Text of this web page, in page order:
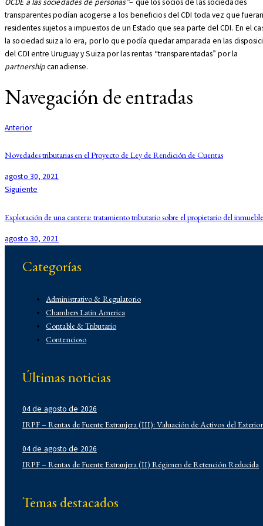
OCDE a las sociedades de personas”– que los socios de las sociedades
transparentes podían acogerse a los beneficios del CDI toda vez que fueran
residentes sujetos a impuestos de un Estado que sea parte del CDI. En el
la sociedad suiza lo era, por lo que podía quedar amparada en las
del CDI entre Uruguay y Suiza por las rentas “transparentadas” por la
partnershipcanadiense.
Navegación de entradas
Anterior
Novedades tributarias en el Proyecto de Ley de Rendición de Cuentas
agosto 30, 2021
Siguiente
Explotación de una cantera: tratamiento tributario sobre el propietario del inmueble
agosto 30, 2021
Categorías
Administrativo & Regulatorio
Chambers Latin America
Contable & Tributario
Contencioso
Demo
IFLR 1000
Institucionales
Latin Lawyer 250
Legal 500
Newsletters
Últimas noticias
04 de agosto de 2026
IRPF – Rentas de Fuente Extranjera (III): Valuación de Activos del Exterior
04 de agosto de 2026
IRPF – Rentas de Fuente Extranjera (II) Régimen de Retención Reducida
Temas destacados